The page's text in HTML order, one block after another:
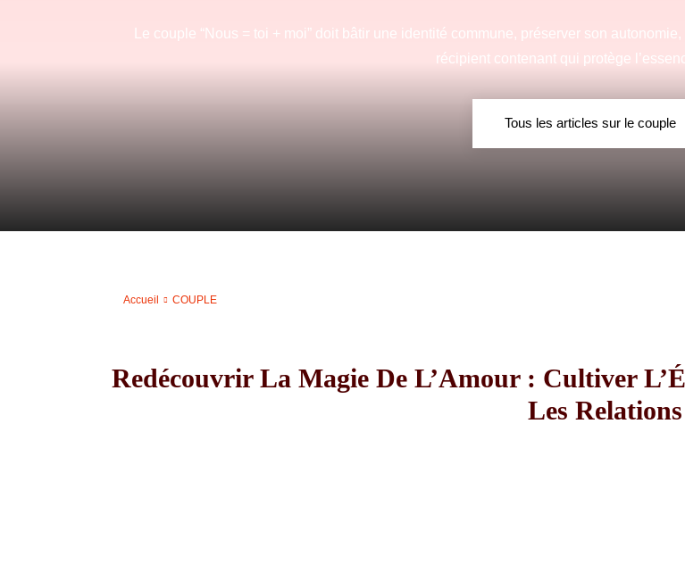
Fraternelle
Le couple “Nous = toi + moi” doit bâtir une identité commune, préserver son
récipient contenant qui protège
Tous les articles sur le couple
Accueil COUPLE
Redécouvrir La Magie De L’Amour : Cultiver
Les Relations